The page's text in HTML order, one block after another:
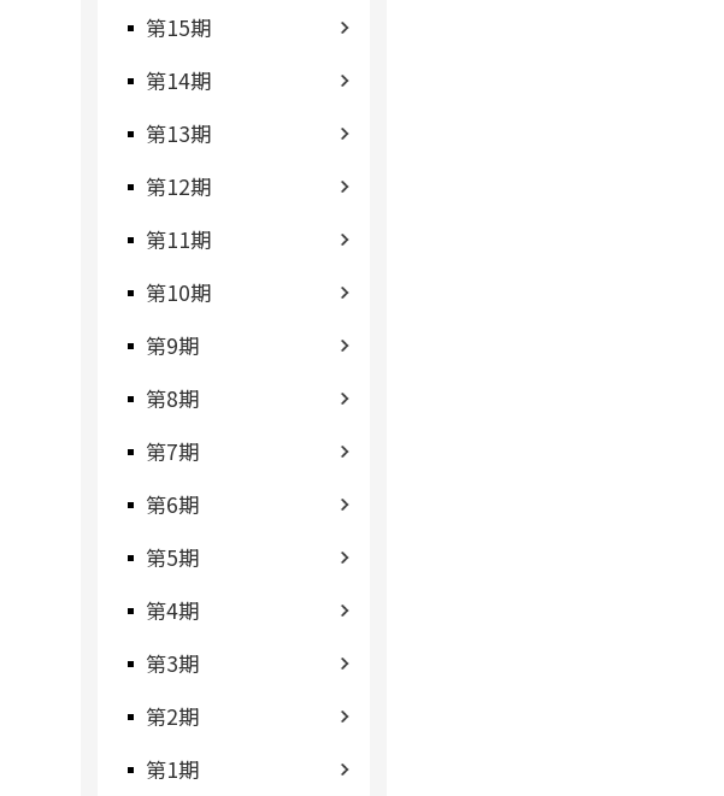
第15期
第14期
第13期
第12期
第11期
第10期
第9期
第8期
第7期
第6期
第5期
第4期
第3期
第2期
第1期